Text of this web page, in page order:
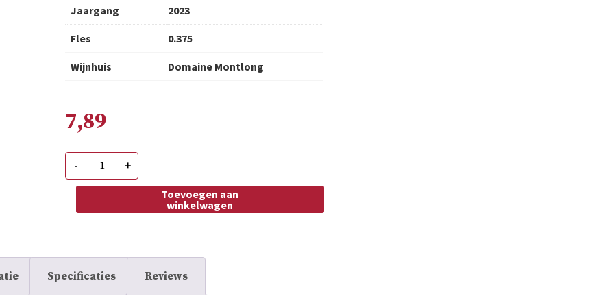
Jaargang 2023
Fles 0.375
Wijnhuis Domaine Montlong
7,89
-
Domaine
Montlong
Monbazillac
+
Toevoegen aan
winkelwagen
Specificaties Reviews